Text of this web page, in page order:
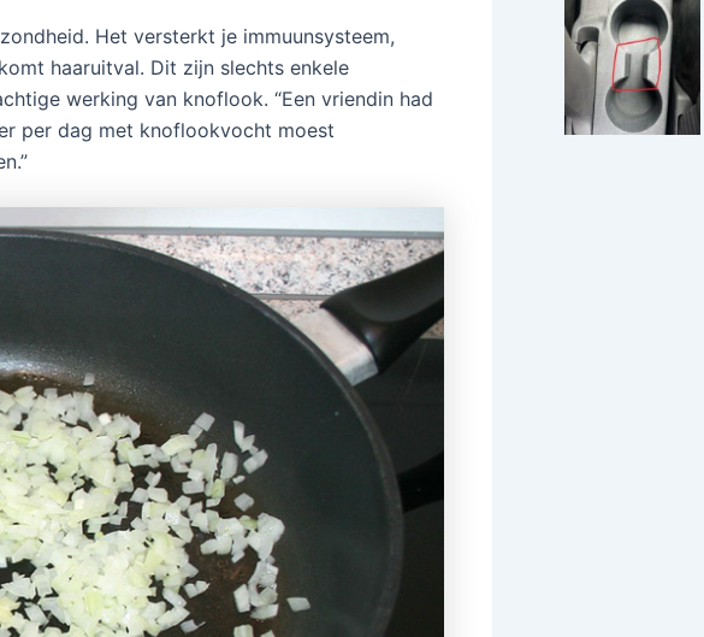
Het versterkt je immuunsysteem,
haaruitval. Dit zijn slechts enkele
werking van knoflook. “Een vriendin had
per dag met knoflookvocht moest